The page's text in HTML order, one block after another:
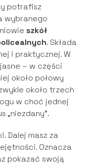
potrafisz
wybranego
szkół
. Składa
i praktycznej. W
– w części
około połowy
około trzech
w choć jednej
„niezdany”.
Dalej masz za
Oznacza
pokazać swoją